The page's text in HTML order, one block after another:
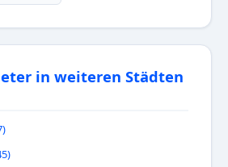
in weiteren Städten